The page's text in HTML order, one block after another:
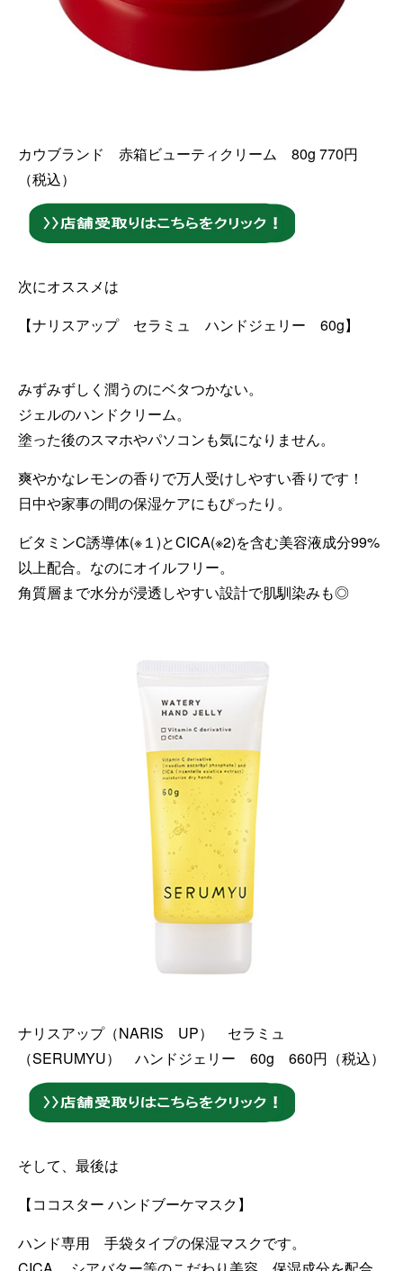
カウブランド 赤箱ビューティクリーム 80g 770円
（税込）
次にオススメは
【ナリスアップ セラミュ ハンドジェリー 60g】
みずみずしく潤うのにベタつかない。
ジェルのハンドクリーム。
塗った後のスマホやパソコンも気になりません。
爽やかなレモンの香りで万人受けしやすい香りです！
日中や家事の間の保湿ケアにもぴったり。
ビタミンC誘導体(※１)とCICA(※2)を含む美容液成分99%
以上配合。なのにオイルフリー。
角質層まで水分が浸透しやすい設計で肌馴染みも◎
ナリスアップ（NARIS UP） セラミュ
（SERUMYU） ハンドジェリー 60g 660円（税込）
そして、最後は
【ココスター ハンドブーケマスク】
ハンド専用 手袋タイプの保湿マスクです。